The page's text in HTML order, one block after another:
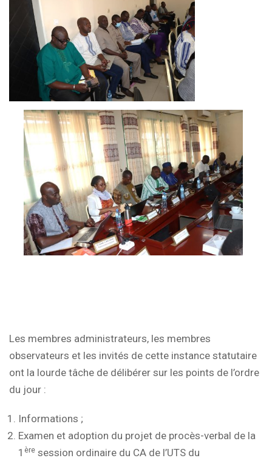
Les membres administrateurs, les membres
observateurs et les invités de cette instance statutaire
ont la lourde tâche de délibérer sur les points de l’ordre
du jour :
Informations ;
Examen et adoption du projet de procès-verbal de la
1 ère session ordinaire du CA de l’UTS du